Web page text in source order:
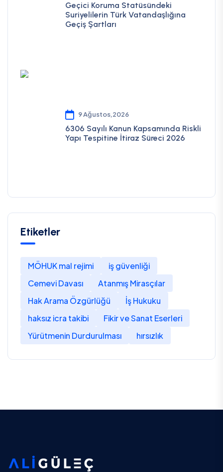
Geçici Koruma Statüsündeki
Suriyelilerin Türk Vatandaşlığına
Geçiş Şartları
9 Ağustos,2026
6306 Sayılı Kanun Kapsamında Riskli
Yapı Tespitine İtiraz Süreci 2026
Etiketler
MÖHUK mal rejimi
iş güvenliği
Cemevi Davası
Atanmış Mirasçılar
Hak Arama Özgürlüğü
İş Hukuku
haksız icra takibi
Fikir ve Sanat Eserleri
Yürütmenin Durdurulması
hırsızlık